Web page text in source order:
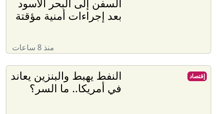
السفن إلى البحر الأسود
بعد إجراءات أمنية مؤقتة
منذ 8 ساعات
النفط يهبط والبنزين يعاند
في أمريكا.. ما السر؟
إقتصاد